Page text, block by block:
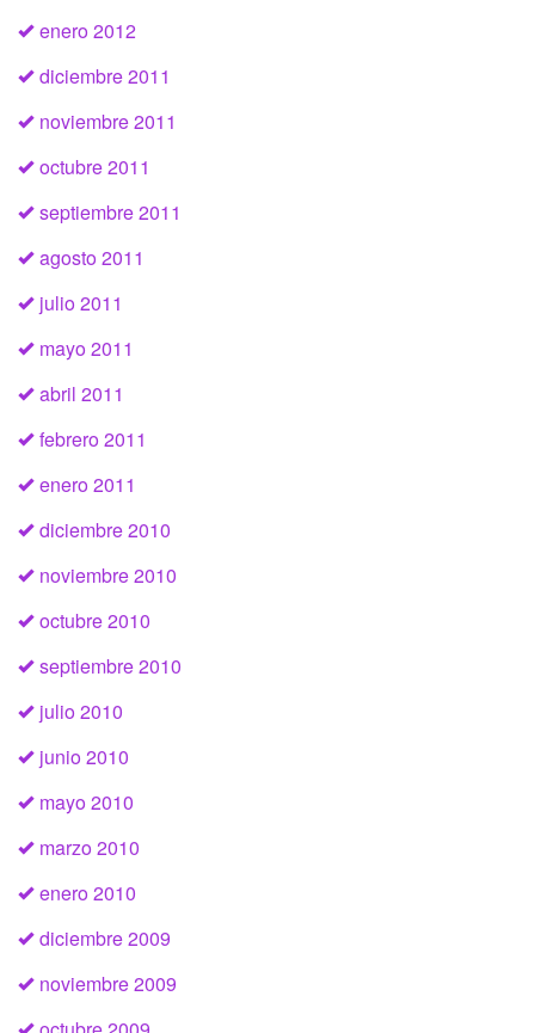
enero 2012
diciembre 2011
noviembre 2011
octubre 2011
septiembre 2011
agosto 2011
julio 2011
mayo 2011
abril 2011
febrero 2011
enero 2011
diciembre 2010
noviembre 2010
octubre 2010
septiembre 2010
julio 2010
junio 2010
mayo 2010
marzo 2010
enero 2010
diciembre 2009
noviembre 2009